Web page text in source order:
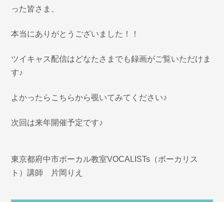
った皆さま、
本当にありがとうございました！！
ツイキャス配信はどなたさまでも録画がご覧いただけま
す♪
よかったら こちらから覗いてみてください♪
次回は来年開催予定です♪
東京都府中市ボーカル教室VOCALISTs（ボーカリス
ト）講師 片岡りえ